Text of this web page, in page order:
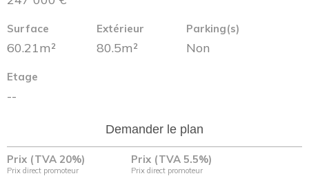
Surface
60.21m²
Extérieur
80.5m²
Parking(s)
Non
Etage
--
Demander le plan
Prix (TVA 20%)
Prix direct promoteur
Prix (TVA 5.5%)
Prix direct promoteur